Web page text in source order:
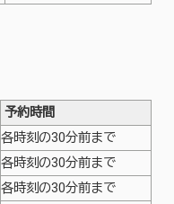
予約時間
各時刻の30分前まで
各時刻の30分前まで
各時刻の30分前まで